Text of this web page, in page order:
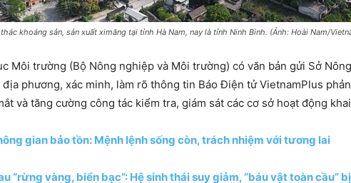
khoáng sản, sản xuất ximăng tại tỉnh Hà Nam, nay là tỉnh Ninh Bình. (Ảnh: Hoài Nam/
Môi trường (Bộ Nông nghiệp và Môi trường) có văn bản gửi Sở
phương, xác minh, làm rõ thông tin Báo Điện tử VietnamPlus
và tăng cường công tác kiểm tra, giám sát các cơ sở hoạt động
gian bảo tồn: Mệnh lệnh sống còn, trách nhiệm với tương lai
“rừng vàng, biển bạc”: Hệ sinh thái suy giảm, “báu vật toàn cầu”